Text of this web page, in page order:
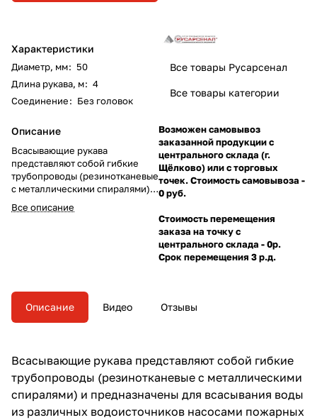
Характеристики
Диаметр, мм: 50
Длина рукава, м: 4
Соединение: Без головок
Описание
Всасывающие рукава
представляют собой гибкие
трубопроводы (резинотканевые
с металлическими спиралями) и
предназначены для всасывания
воды из различных
Все описание
Все товары Русарсенал
Все товары категории
Возможен самовывоз
заказанной продукции с
центрального склада (г.
Щёлково) или с торговых
точек. Стоимость самовывоза -
0 руб.
Стоимость перемещения
заказа на точку с
центрального склада - 0р.
Срок перемещения 3 р.д.
Описание Видео Отзывы
Всасывающие рукава представляют собой гибкие
трубопроводы (резинотканевые с металлическими
спиралями) и предназначены для всасывания воды
из различных водоисточников насосами пожарных